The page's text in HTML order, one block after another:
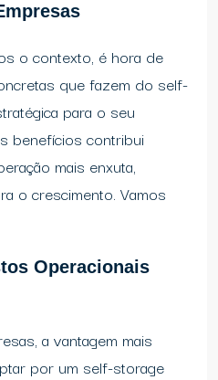
o contexto, é hora de
que fazem do self-
para o seu
benefícios contribui
mais enxuta,
o crescimento. Vamos
Operacionais
a vantagem mais
por um self-storage